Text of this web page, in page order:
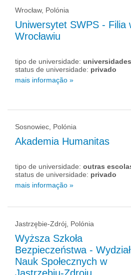
Wrocław, Polónia
Uniwersytet SWPS - Filia
Wrocławiu
tipo de universidade: universidades
status de universidade: privado
mais informação »
Sosnowiec, Polónia
Akademia Humanitas
tipo de universidade: outras
status de universidade: privado
mais informação »
Jastrzębie-Zdrój, Polónia
Wyższa Szkoła
Bezpieczeństwa - Wydział
Nauk Społecznych w
Jastrzębiu-Zdroju